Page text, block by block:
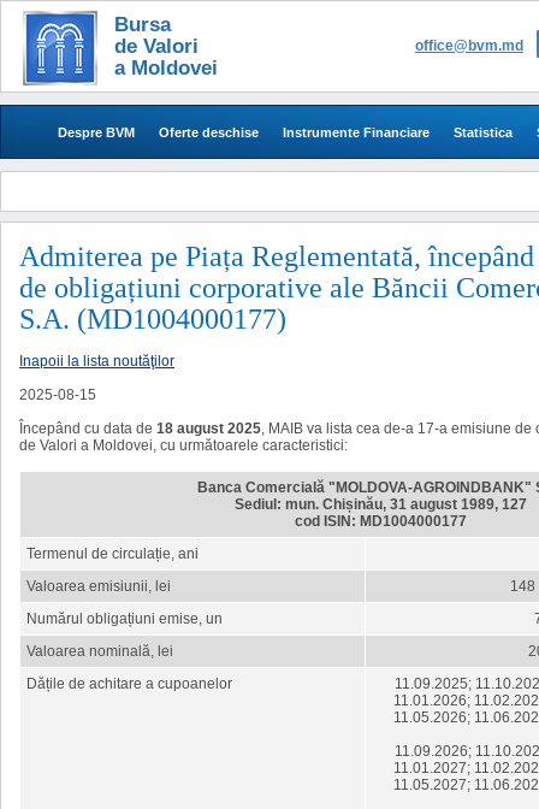
Bursa
de Valori
a Moldovei
office@bvm.md
Despre BVM Oferte deschise Instrumente Financiare Statistica
Admiterea pe Piața Reglementată,
de obligațiuni corporative ale Băncii
S.A. (MD1004000177)
Inapoii la lista noutăţilor
2025-08-15
Începând cu data de 18 august 2025, MAIB va lista cea de-a 17-a emisiune de
de Valori a Moldovei, cu următoarele caracteristici:
Banca Comercială "MOLDOVA-AGROINDBANK"
Sediul: mun. Chișinău, 31 august 1989, 127
cod ISIN: MD1004000177
Termenul de circulație, ani
Valoarea emisiunii, lei
Numărul obligațiuni emise, un
Valoarea nominală, lei
Dățile de achitare a cupoanelor
11.09.2025;
11.01.2026;
11.05.2026;
11.09.2026;
11.01.2027;
11.05.2027;